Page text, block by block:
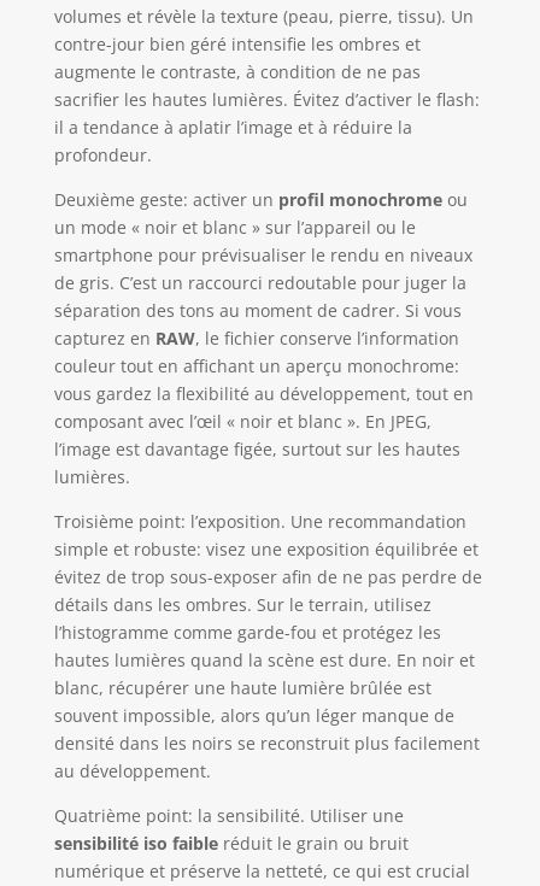
volumes et révèle la texture (peau, pierre, tissu). Un
contre-jour bien géré intensifie les ombres et
augmente le contraste, à condition de ne pas
sacrifier les hautes lumières. Évitez d’activer le flash:
il a tendance à aplatir l’image et à réduire la
profondeur.
Deuxième geste: activer un profil monochromeou
un mode « noir et blanc » sur l’appareil ou le
smartphone pour prévisualiser le rendu en niveaux
de gris. C’est un raccourci redoutable pour juger la
séparation des tons au moment de cadrer. Si vous
capturez en RAW, le fichier conserve l’information
couleur tout en affichant un aperçu monochrome:
vous gardez la flexibilité au développement, tout en
composant avec l’œil « noir et blanc ». En JPEG,
l’image est davantage figée, surtout sur les hautes
lumières.
Troisième point: l’exposition. Une recommandation
simple et robuste: visez une exposition équilibrée et
évitez de trop sous-exposer afin de ne pas perdre de
détails dans les ombres. Sur le terrain, utilisez
l’histogramme comme garde-fou et protégez les
hautes lumières quand la scène est dure. En noir et
blanc, récupérer une haute lumière brûlée est
souvent impossible, alors qu’un léger manque de
densité dans les noirs se reconstruit plus facilement
au développement.
Quatrième point: la sensibilité. Utiliser une
sensibilité iso faibleréduit le grain ou bruit
numérique et préserve la netteté, ce qui est crucial